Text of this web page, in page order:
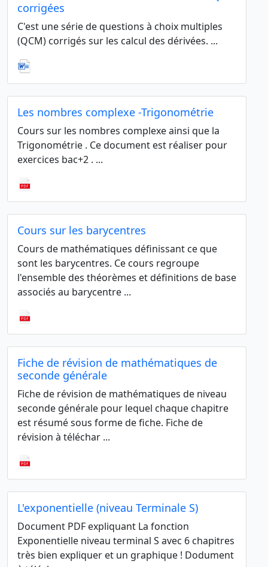
corrigées
C'est une série de questions à choix multiples
(QCM) corrigés sur les calcul des dérivées. ...
Les nombres complexe -Trigonométrie
Cours sur les nombres complexe ainsi que la
Trigonométrie . Ce document est réaliser pour
exercices bac+2 . ...
Cours sur les barycentres
Cours de mathématiques définissant ce que
sont les barycentres. Ce cours regroupe
l'ensemble des théorèmes et définitions de base
associés au barycentre ...
Fiche de révision de mathématiques de
seconde générale
Fiche de révision de mathématiques de niveau
seconde générale pour lequel chaque chapitre
est résumé sous forme de fiche. Fiche de
révision à téléchar ...
L'exponentielle (niveau Terminale S)
Document PDF expliquant La fonction
Exponentielle niveau terminal S avec 6 chapitres
très bien expliquer et un graphique ! Dodument